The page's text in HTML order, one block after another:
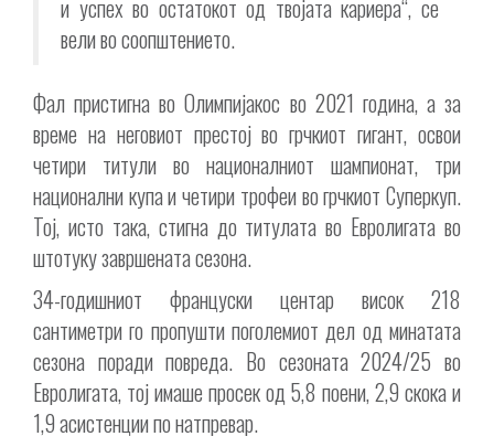
и успех во остатокот од твојата кариера“, се
вели во соопштението.
Фал пристигна во Олимпијакос во 2021 година, а за
време на неговиот престој во грчкиот гигант, освои
четири титули во националниот шампионат, три
национални купа и четири трофеи во грчкиот Суперкуп.
Тој, исто така, стигна до титулата во Евролигата во
штотуку завршената сезона.
34-годишниот француски центар висок 218
сантиметри го пропушти поголемиот дел од минатата
сезона поради повреда. Во сезоната 2024/25 во
Евролигата, тој имаше просек од 5,8 поени, 2,9 скока и
1,9 асистенции по натпревар.